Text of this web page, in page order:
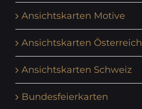
Ansichtskarten Motive
Ansichtskarten Österreich
Ansichtskarten Schweiz
Bundesfeierkarten